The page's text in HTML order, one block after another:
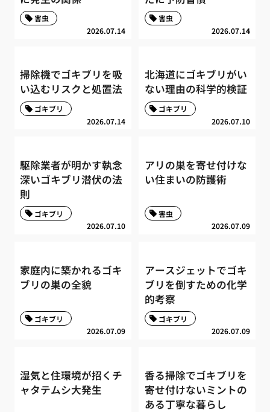
2026.07.14
害虫
2026.07.14
害虫
掃除機でゴキブリを吸
い込むリスクと処置法
2026.07.14
ゴキブリ
北海道にゴキブリがい
ない理由の科学的検証
2026.07.10
ゴキブリ
駆除業者が明かす執念
深いゴキブリ潜伏の法
則
2026.07.10
ゴキブリ
アリの巣を寄せ付けな
い住まいの防護術
2026.07.09
害虫
家庭内に築かれるゴキ
ブリの巣の全貌
2026.07.09
ゴキブリ
アースジェットでゴキ
ブリを倒すための化学
的考察
2026.07.09
ゴキブリ
湿気と住環境が招くチ
ャタテムシ大発生
香る掃除でゴキブリを
寄せ付けないミントの
ある丁寧な暮らし